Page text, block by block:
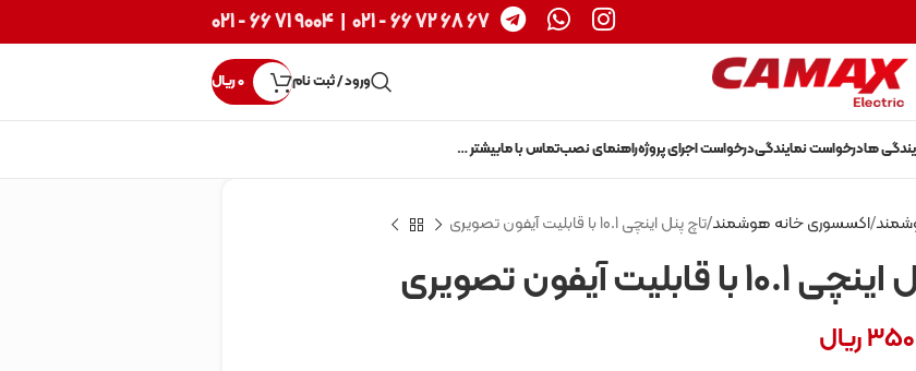
67 68 72 66 - 021
|
9004 71 66 - 021
ورود / ثبت نام 0ریال
هادرخواست نمایندگیدرخواست اجرای پروژهراهنمای نصبتماس با مابیشتر …
اکسسوری خانه هوشمند تاچ پنل اینچی 10.1 با قابلیت آیفون تصویری
قابلیت آیفون تصویری
ریال